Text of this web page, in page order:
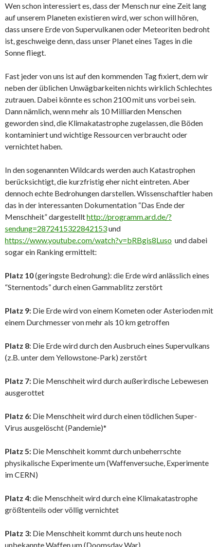
Wen schon interessiert es, dass der Mensch nur eine Zeit lang
auf unserem Planeten existieren wird, wer schon will hören,
dass unsere Erde von Supervulkanen oder Meteoriten bedroht
ist, geschweige denn, dass unser Planet eines Tages in die
Sonne fliegt.
Fast jeder von uns ist auf den kommenden Tag fixiert, dem wir
neben der üblichen Unwägbarkeiten nichts wirklich Schlechtes
zutrauen. Dabei könnte es schon 2100 mit uns vorbei sein.
Dann nämlich, wenn mehr als 10 Milliarden Menschen
geworden sind, die Klimakatastrophe zugelassen, die Böden
kontaminiert und wichtige Ressourcen verbraucht oder
vernichtet haben.
In den sogenannten Wildcards werden auch Katastrophen
berücksichtigt, die kurzfristig eher nicht eintreten. Aber
dennoch echte Bedrohungen darstellen. Wissenschaftler haben
das in der interessanten Dokumentation “Das Ende der
Menschheit” dargestellthttp://programm.ard.de/?
sendung=2872415322842153und
https://www.youtube.com/watch?v=bRBgis8Luso und dabei
sogar ein Ranking ermittelt:
Platz 10(geringste Bedrohung): die Erde wird anlässlich eines
“Sternentods” durch einen Gammablitz zerstört
Platz 9: Die Erde wird von einem Kometen oder Asterioden mit
einem Durchmesser von mehr als 10 km getroffen
Platz 8: Die Erde wird durch den Ausbruch eines Supervulkans
(z.B. unter dem Yellowstone-Park) zerstört
Platz 7: Die Menschheit wird durch außerirdische Lebewesen
ausgerottet
Platz 6: Die Menschheit wird durch einen tödlichen Super-
Virus ausgelöscht (Pandemie)*
Platz 5: Die Menschheit kommt durch unbeherrschte
physikalische Experimente um (Waffenversuche, Experimente
im CERN)
Platz 4:die Menschheit wird durch eine Klimakatastrophe
größtenteils oder völlig vernichtet
Platz 3: Die Menschheit kommt durch uns heute noch
unbekannte Waffen um (Doomsday War)